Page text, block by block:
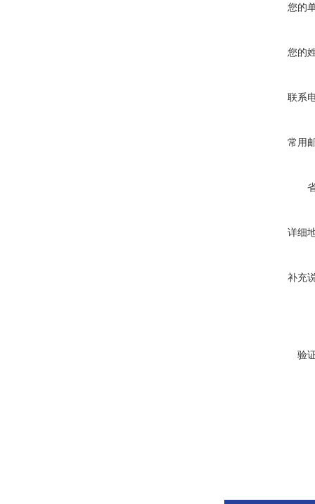
您的
您的
联系
常用
详细
补充
验